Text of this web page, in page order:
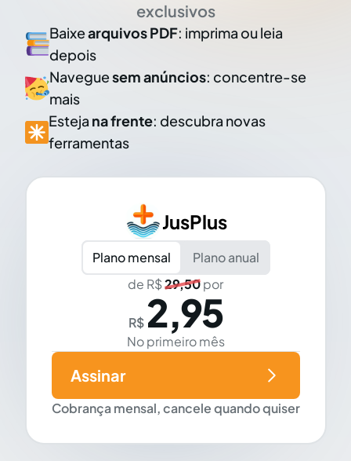
exclusivos
Baixearquivos PDF: imprima ou leia
depois
Naveguesem anúncios: concentre-se
mais
Esteja na frente: descubra novas
ferramentas
JusPlus
Plano mensal
Plano anual
de R$29,50por
R$ 2,95
No primeiro mês
Cobrança mensal, cancele quando quiser
Assinar